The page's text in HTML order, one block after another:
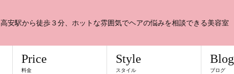
高安駅から徒歩３分、ホットな雰囲気でヘアの悩みを相談できる美容室
Price
料金
Style
スタイル
Blog
ブログ